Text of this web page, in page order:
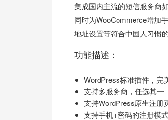
集成国内主流的短信服务商
同时为WooCommerce增加
地址设置等符合中国人习惯的
功能描述：
WordPress标准插件，完
支持多服务商，任选其一
支持WordPress原生注册
支持手机+密码的注册模式